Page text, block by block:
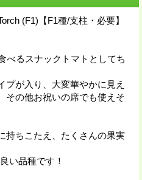
(F1)【F1種/支柱・必要】
べるスナックトマトとしてち
プが入り、大変華やかに見え
その他お祝いの席でも使えそ
持ちこたえ、たくさんの果実
い品種です！